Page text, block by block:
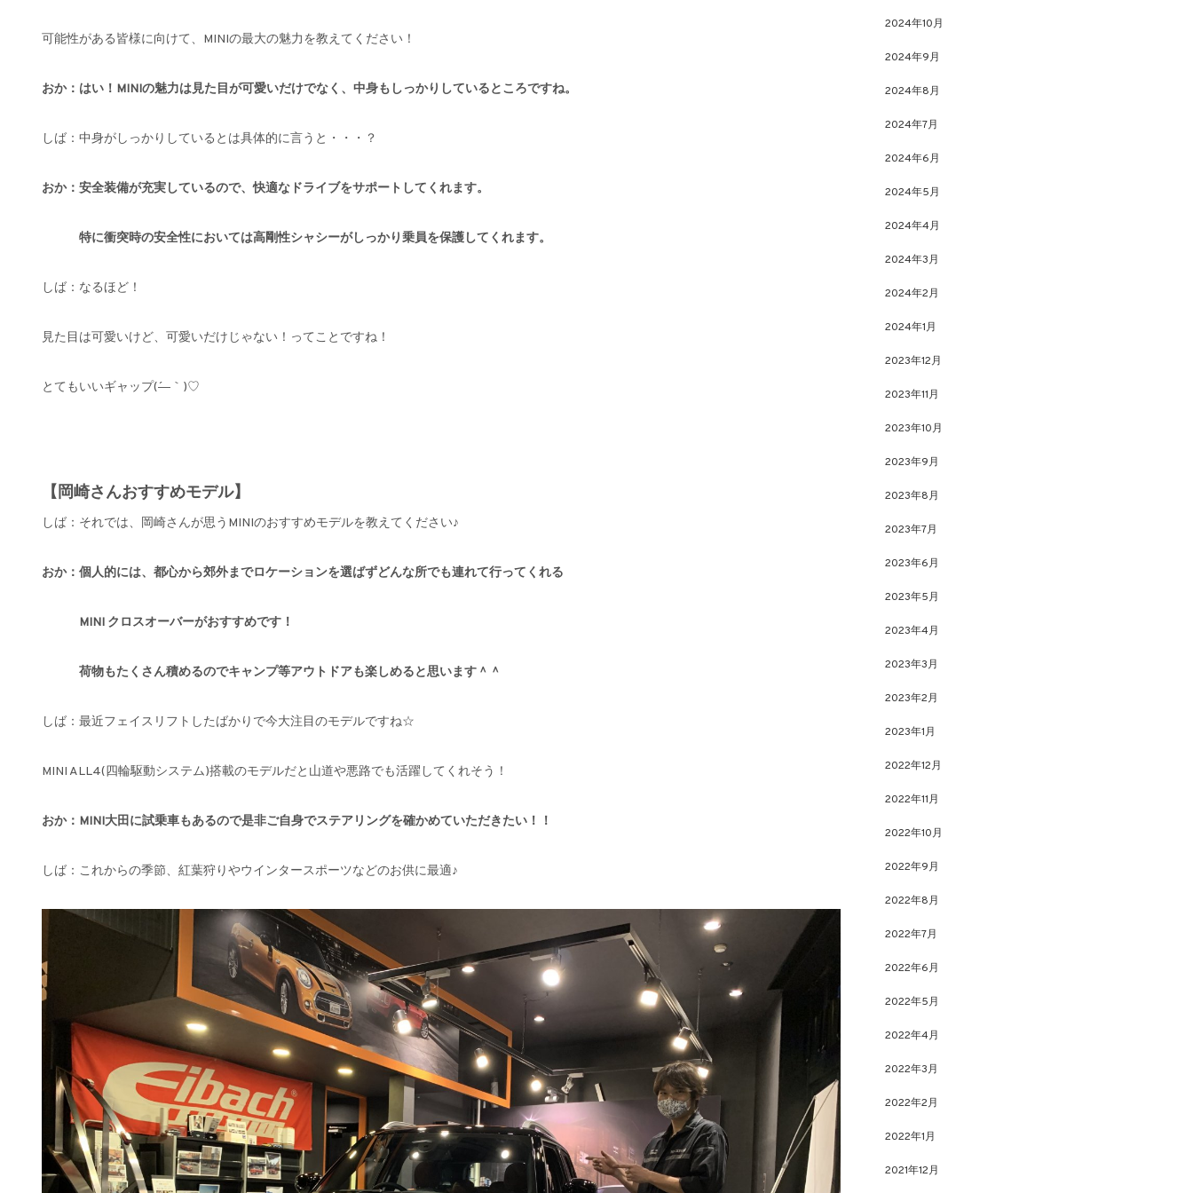
可能性がある皆様に向けて、MINIの最大の魅力を教えてください！
おか：はい！MINIの魅力は見た目が可愛いだけでなく、中身もしっかりしているところですね。
しば：中身がしっかりしているとは具体的に言うと・・・？
おか：安全装備が充実しているので、快適なドライブをサポートしてくれます。
特に衝突時の安全性においては高剛性シャシーがしっかり乗員を保護してくれます。
しば：なるほど！
見た目は可愛いけど、可愛いだけじゃない！ってことですね！
とてもいいギャップ(´―｀)♡
【岡崎さんおすすめモデル】
しば：それでは、岡崎さんが思うMINIのおすすめモデルを教えてください♪
おか：個人的には、都心から郊外までロケーションを選ばずどんな所でも連れて行ってくれる
MINI クロスオーバーがおすすめです！
荷物もたくさん積めるのでキャンプ等アウトドアも楽しめると思います＾＾
しば：最近フェイスリフトしたばかりで今大注目のモデルですね☆
MINI ALL4(四輪駆動システム)搭載のモデルだと山道や悪路でも活躍してくれそう！
おか：MINI大田に試乗車もあるので是非ご自身でステアリングを確かめていただきたい！！
しば：これからの季節、紅葉狩りやウインタースポーツなどのお供に最適♪
2024年10月
2024年9月
2024年8月
2024年7月
2024年6月
2024年5月
2024年4月
2024年3月
2024年2月
2024年1月
2023年12月
2023年11月
2023年10月
2023年9月
2023年8月
2023年7月
2023年6月
2023年5月
2023年4月
2023年3月
2023年2月
2023年1月
2022年12月
2022年11月
2022年10月
2022年9月
2022年8月
2022年7月
2022年6月
2022年5月
2022年4月
2022年3月
2022年2月
2022年1月
2021年12月